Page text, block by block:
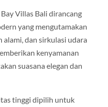
Villas Bali dirancang
yang mengutamakan
alami, dan sirkulasi udara
kenyamanan
suasana elegan dan
tinggi dipilih untuk